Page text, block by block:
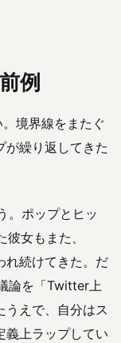
例
境界線をまたぐ
が繰り返してきた
。ポップとヒッ
女もまた、
れ続けてきた。だ
論を「Twitter上
うえで、自分はス
義上ラップしてい